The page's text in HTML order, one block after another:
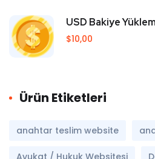
USD Bakiye
$10,00
Ürün Etiketleri
anahtar teslim website